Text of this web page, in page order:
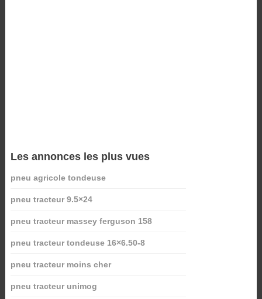
Les annonces les plus vues
pneu agricole tondeuse
pneu tracteur 9.5×24
pneu tracteur massey ferguson 158
pneu tracteur tondeuse 16×6.50-8
pneu tracteur moins cher
pneu tracteur unimog